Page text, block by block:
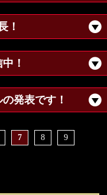
！
！
発表です！
7 8
9